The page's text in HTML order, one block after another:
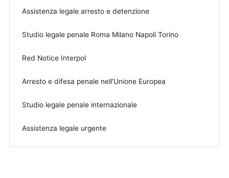
Assistenza legale arresto e detenzione
Studio legale penale Roma Milano Napoli Torino
Red Notice Interpol
Arresto e difesa penale nell'Unione Europea
Studio legale penale internazionale
Assistenza legale urgente